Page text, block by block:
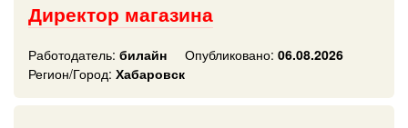
Директор магазина
Работодатель: билайн Опубликовано: 06.08.2026
Регион/Город: Хабаровск